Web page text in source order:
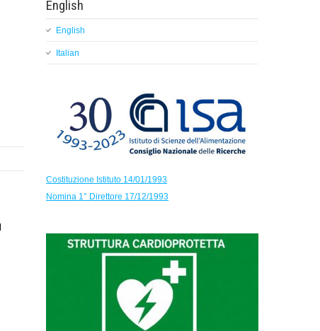
English
English
Italian
Costituzione Istituto 14/01/1993
Nomina 1° Direttore 17/12/1993